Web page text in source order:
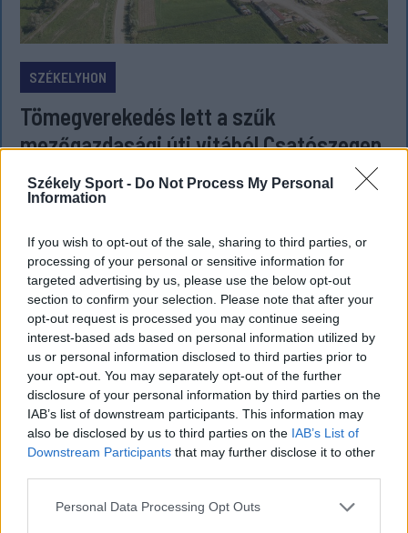
Székely Sport - Do Not Process My Personal
Information
If you wish to opt-out of the sale, sharing to third parties, or
processing of your personal or sensitive information for
targeted advertising by us, please use the below opt-out
section to confirm your selection. Please note that after your
opt-out request is processed you may continue seeing
interest-based ads based on personal information utilized by
us or personal information disclosed to third parties prior to
your opt-out. You may separately opt-out of the further
disclosure of your personal information by third parties on the
IAB’s list of downstream participants. This information may
also be disclosed by us to third parties on the IAB’s List of
Downstream Participants that may further disclose it to other
Personal Data Processing Opt Outs
SZÉKELYHON
Tömegverekedés lett a szűk
mezőgazdasági úti vitából Csatószegen
Kórházba szállítottak több embert, mezőgazdasági
munkagépek rongálódtak meg, és ideiglenes védelmi
délután súlyos konfliktus alakult ki Csatószegen egy
elsőbbségadási vita nyomán.